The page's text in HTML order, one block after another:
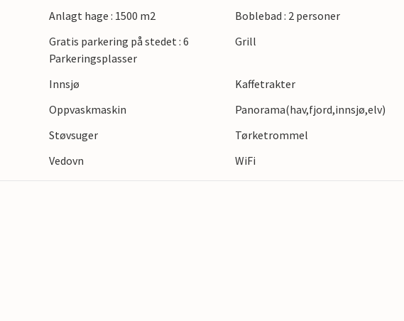
Anlagt hage : 1500 m2
Boblebad : 2 personer
Gratis parkering på stedet : 6
Parkeringsplasser
Grill
Innsjø
Kaffetrakter
Oppvaskmaskin
Panorama(hav,fjord,innsjø,elv)
Støvsuger
Tørketrommel
Vedovn WiFi